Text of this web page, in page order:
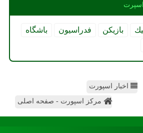
بازیكن فدراسیون
باشگاه
اخبار اسپورت
مرکز اسپورت - صفحه اصلی